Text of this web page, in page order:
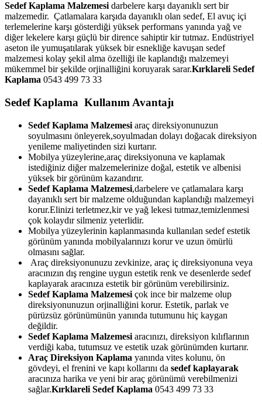
Sedef Kaplama Malzemesi darbelere karşı dayanıklı sert bir
malzemedir. Çatlamalara karşıda dayanıklı olan sedef, El avuç içi
terlemelerine karşı gösterdiği yüksek performans yanında yağ ve
diğer lekelere karşı güçlü bir dirence sahiptir kir tutmaz. Endüstriyel
aseton ile yumuşatılarak yüksek bir esnekliğe kavuşan sedef
malzemesi kolay şekil alma özelliği ile kaplandığı malzemeyi
mükemmel bir şekilde orjinalliğini koruyarak sarar.Kırklareli Sedef
Kaplama 0543 499 73 33
Sedef Kaplama Kullanım Avantajı
Sedef Kaplama Malzemesi araç direksiyonunuzun
soyulmasını önleyerek,soyulmadan dolayı doğacak direksiyon
yenileme maliyetinden sizi kurtarır.
Mobilya yüzeylerine,araç direksiyonuna ve kaplamak
istediğiniz diğer malzemelerinize doğal, estetik ve albenisi
yüksek bir görünüm kazandırır.
Sedef Kaplama Malzemesi,darbelere ve çatlamalara karşı
dayanıklı sert bir malzeme olduğundan kaplandığı malzemeyi
korur.Elinizi terletmez,kir ve yağ lekesi tutmaz,temizlenmesi
çok kolaydır silmeniz yeterlidir.
Mobilya yüzeylerinin kaplanmasında kullanılan sedef estetik
görünüm yanında mobilyalarınızı korur ve uzun ömürlü
olmasını sağlar.
Araç direksiyonunuzu zevkinize, araç iç direksiyonuna veya
aracınızın dış rengine uygun estetik renk ve desenlerde sedef
kaplayarak aracınıza estetik bir görünüm verebilirsiniz.
Sedef Kaplama Malzemesi çok ince bir malzeme olup
direksiyonunuzun orjinalliğini korur. Estetik, parlak ve
pürüzsüz görünümünün yanında tutumunu hiç kaygan
değildir.
Sedef Kaplama Malzemesi aracınızı, direksiyon kılıflarının
verdiği kaba, tutumsuz ve estetik uzak görünümden kurtarır.
Araç Direksiyon Kaplama yanında vites kolunu, ön
gövdeyi, el frenini ve kapı kollarını da sedef kaplayarak
aracınıza harika ve yeni bir araç görünümü verebilmenizi
sağlar.Kırklareli Sedef Kaplama 0543 499 73 33